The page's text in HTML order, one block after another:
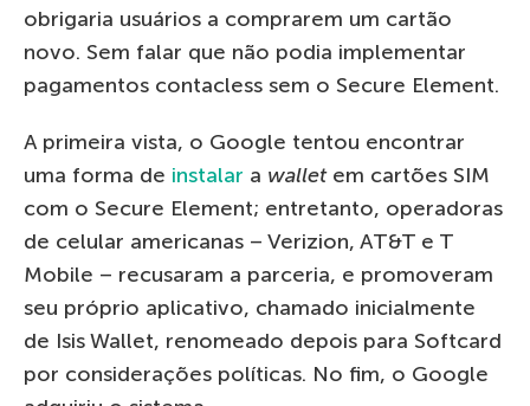
obrigaria usuários a comprarem um cartão
novo. Sem falar que não podia implementar
pagamentos contacless sem o Secure Element.
A primeira vista, o Google tentou encontrar
uma forma de instalar a walletem cartões SIM
com o Secure Element; entretanto, operadoras
de celular americanas – Verizion, AT&T e T
Mobile – recusaram a parceria, e promoveram
seu próprio aplicativo, chamado inicialmente
de Isis Wallet, renomeado depois para Softcard
por considerações políticas. No fim, o Google